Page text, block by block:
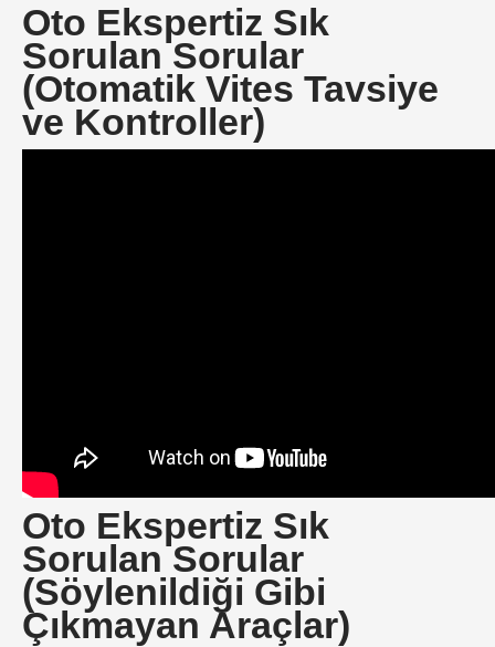
Oto Ekspertiz Sık
Sorulan Sorular
(Otomatik Vites Tavsiye
ve Kontroller)
Oto Ekspertiz Sık
Sorulan Sorular
(Söylenildiği Gibi
Çıkmayan Araçlar)